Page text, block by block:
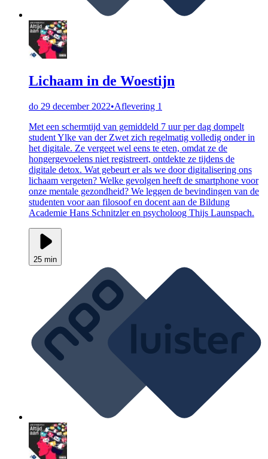
Lichaam in de Woestijn
do 29 december 2022•Aflevering 1
Met een schermtijd van gemiddeld 7 uur per dag dompelt
student Ylke van der Zwet zich regelmatig volledig onder in
het digitale. Ze vergeet wel eens te eten, omdat ze de
hongergevoelens niet registreert, ontdekte ze tijdens de
digitale detox. Wat gebeurt er als we door digitalisering ons
lichaam vergeten? Welke gevolgen heeft de smartphone voor
onze mentale gezondheid? We leggen de bevindingen van de
studenten voor aan filosoof en docent aan de Bildung
Academie Hans Schnitzler en psycholoog Thijs Launspach.
25 min